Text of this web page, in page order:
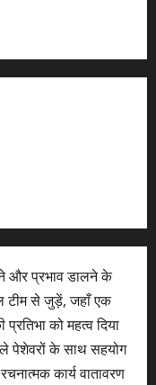
और प्रभाव डालने के
टीम से जुड़ें, जहाँ एक
को महत्व दिया
पेशेवरों के साथ सहयोग
कार्य वातावरण